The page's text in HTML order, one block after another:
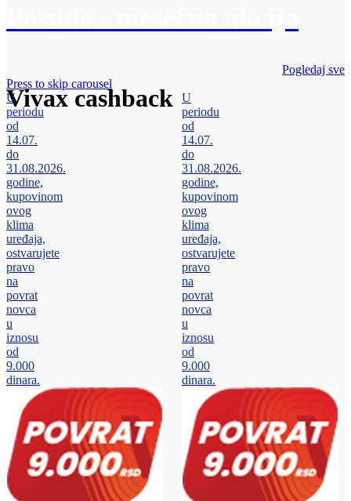
Vivax cashback
Pogledaj sve
Press to skip carousel
U
periodu
od
14.07.
do
31.08.2026.
godine,
kupovinom
ovog
klima
uređaja,
ostvarujete
pravo
na
povrat
novca
u
iznosu
od
9.000
dinara.
U
periodu
od
14.07.
do
31.08.2026.
godine,
kupovinom
ovog
klima
uređaja,
ostvarujete
pravo
na
povrat
novca
u
iznosu
od
9.000
dinara.